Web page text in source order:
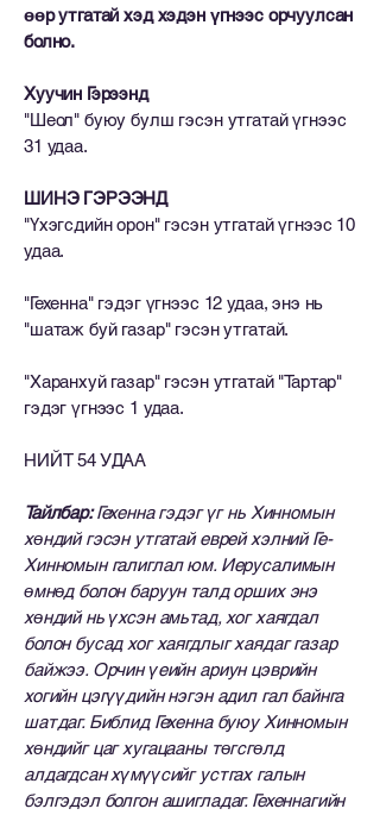
өөр утгатай хэд хэдэн үгнээс орчуулсан
болно.
Хуучин Гэрээнд
"Шеол" буюу булш гэсэн утгатай үгнээс
31 удаа.
ШИНЭ ГЭРЭЭНД
"Үхэгсдийн орон" гэсэн утгатай үгнээс 10
удаа.
"Гехенна" гэдэг үгнээс 12 удаа, энэ нь
"шатаж буй газар" гэсэн утгатай.
"Харанхуй газар" гэсэн утгатай "Тартар"
гэдэг үгнээс 1 удаа.
НИЙТ 54 УДАА
Тайлбар:Гехенна гэдэг үг нь Хинномын
хөндий гэсэн утгатай еврей хэлний Ге-
Хинномын галиглал юм. Иерусалимын
өмнөд болон баруун талд орших энэ
хөндий нь үхсэн амьтад, хог хаягдал
болон бусад хог хаягдлыг хаядаг газар
байжээ. Орчин үеийн ариун цэврийн
хогийн цэгүүдийн нэгэн адил гал байнга
шатдаг. Библид Гехенна буюу Хинномын
хөндийг цаг хугацааны төгсгөлд
алдагдсан хүмүүсийг устгах галын
бэлгэдэл болгон ашигладаг. Гехеннагийн